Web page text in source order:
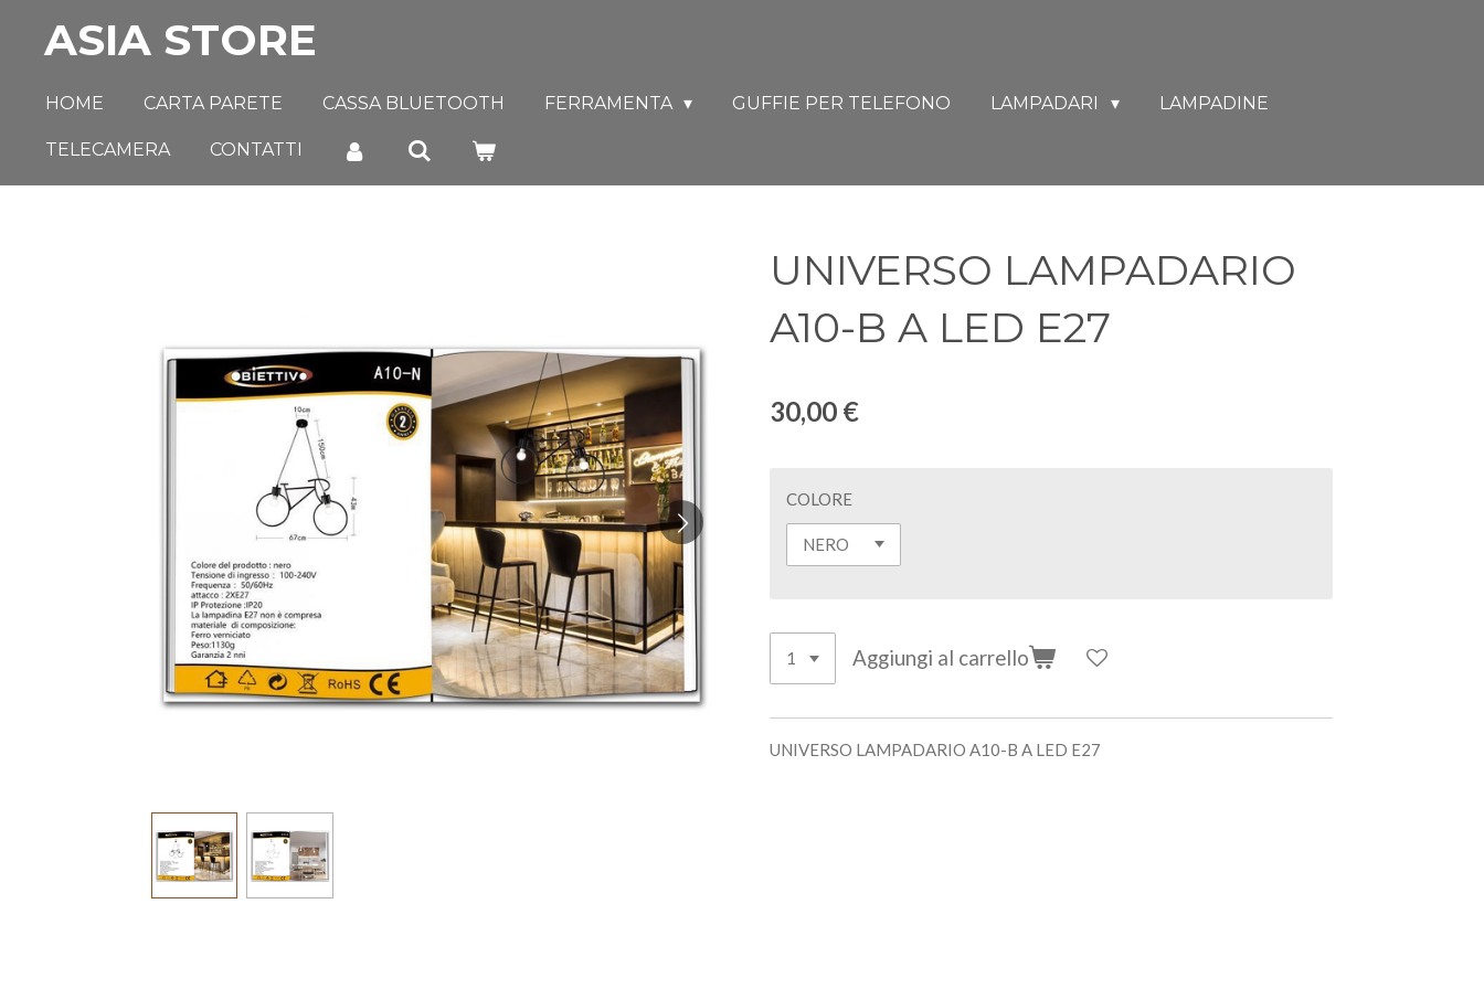
principale
ASIA STORE
HOME CARTA PARETE CASSA BLUETOOTH FERRAMENTA GUFFIE PER TELEFONO LAMPADARI LAMPADINE
TELECAMERA CONTATTI
UNIVERSO LAMPADARIO
A10-B A LED E27
30,00 €
COLORE
Aggiungi al carrello
UNIVERSO LAMPADARIO A10-B A LED E27